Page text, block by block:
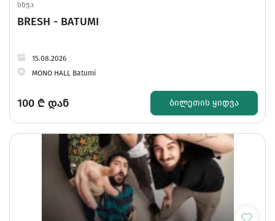
სხვა
BRESH - BATUMI
15.08.2026
MONO HALL Batumi
100 ₾ დან ᲑᲘᲚᲔᲗᲘᲡ ᲧᲘᲓᲕᲐ